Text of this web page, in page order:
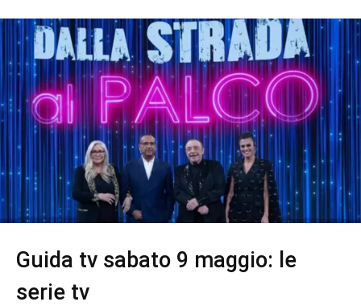
Guida tv sabato 9 maggio: le
serie tv